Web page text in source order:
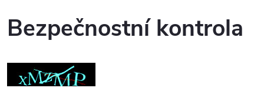
Bezpečnostní kontrola